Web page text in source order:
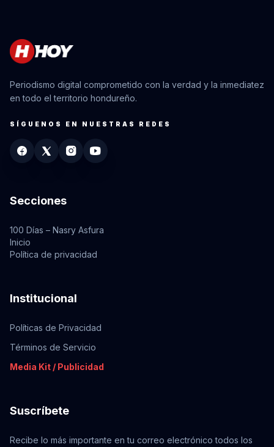
Periodismo digital comprometido con la verdad y la inmediatez
en todo el territorio hondureño.
SÍGUENOS EN NUESTRAS REDES
Secciones
100 Días – Nasry Asfura
Inicio
Política de privacidad
Institucional
Políticas de Privacidad
Términos de Servicio
Media Kit / Publicidad
Suscríbete
Recibe lo más importante en tu correo electrónico todos los